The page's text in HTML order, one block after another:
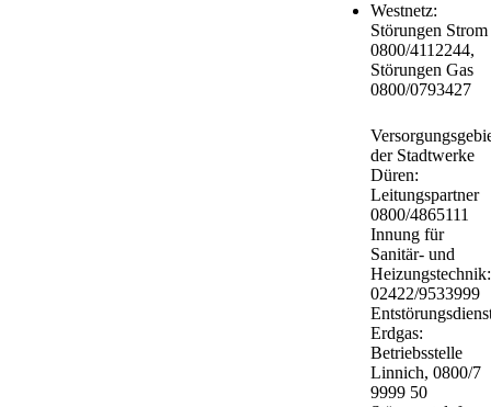
Westnetz:
Störungen Strom
0800/4112244,
Störungen Gas
0800/0793427
der Stadtwerke
Düren:
Leitungspartner
0800/4865111
Innung für
Sanitär- und
Heizungstechnik:
02422/9533999
Erdgas:
Betriebsstelle
Linnich, 0800/7
9999 50